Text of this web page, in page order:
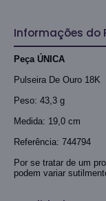
Informações do
Peça ÚNICA
Pulseira De Ouro 18K
Peso: 43,3 g
Medida: 19,0 cm
Referência: 744794
Por se tratar de um
podem variar